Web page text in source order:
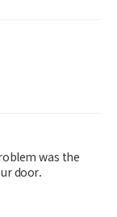
was the
door.